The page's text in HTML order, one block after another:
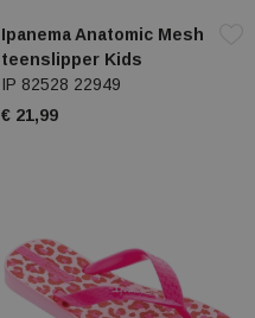
Ipanema Anatomic Mesh
teenslipper Kids
IP 82528 22949
€ 21,99